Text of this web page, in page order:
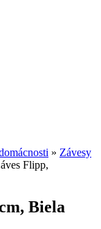
» Závesy
Flipp,
Biela